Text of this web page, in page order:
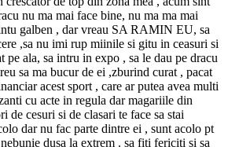
nu ma mai face bine, nu ma ma mai
galben , dar vreau SA RAMIN EU, sa
,sa nu imi rup miinile si gitu in ceasuri si
pe ala, sa intru in expo , sa le dau pe dracu
sa ma bucur de ei ,zburind curat , pacat
acest sport , care ar putea avea multi
cu acte in regula dar magariile din
de cesuri si de clasari te face sa stai
dar nu fac parte dintre ei , sunt acolo pt
dusa la extrem . sa fiti fericiti si sa